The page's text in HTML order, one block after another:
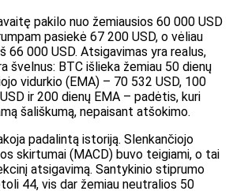
pakilo nuo žemiausios 60 000 USD
pasiekė 67 200 USD, o vėliau
000 USD. Atsigavimas yra realus,
švelnus: BTC išlieka žemiau 50 dienų
vidurkio (EMA) – 70 532 USD, 100
ir 200 dienų EMA – padėtis, kuri
šališkumą, nepaisant atšokimo.
padalintą istoriją. Slenkančiojo
skirtumai (MACD) buvo teigiami, o tai
atsigavimą. Santykinio stiprumo
44, vis dar žemiau neutralios 50